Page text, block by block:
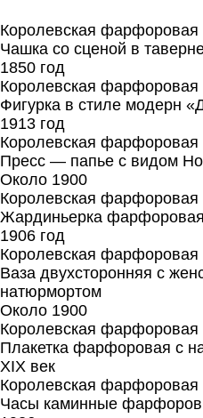
Королевская фарфоровая
Чашка со сценой в
1850 год
Королевская фарфоровая
Фигурка в стиле модерн
1913 год
Королевская фарфоровая
Пресс — папье с видом
Около 1900
Королевская фарфоровая
Жардиньерка фарфоровая
1906 год
Королевская фарфоровая
Ваза двухсторонняя с
натюрмортом
Около 1900
Королевская фарфоровая
Плакетка фарфоровая с
XIX век
Королевская фарфоровая
Часы каминные